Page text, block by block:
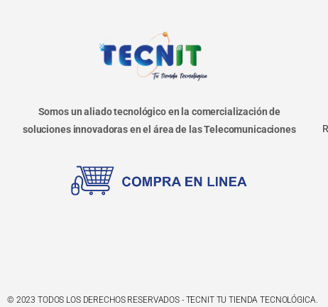
Somos un aliado tecnológico en la comercialización de
soluciones innovadoras en el área de las Telecomunicaciones
© 2023 TODOS LOS DERECHOS RESERVADOS - TECNIT TU TIENDA TECNOLÓGICA.